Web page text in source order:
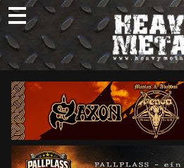
Skip
to
content
Nyheter
Omtaler
Intervjuer
Om oss